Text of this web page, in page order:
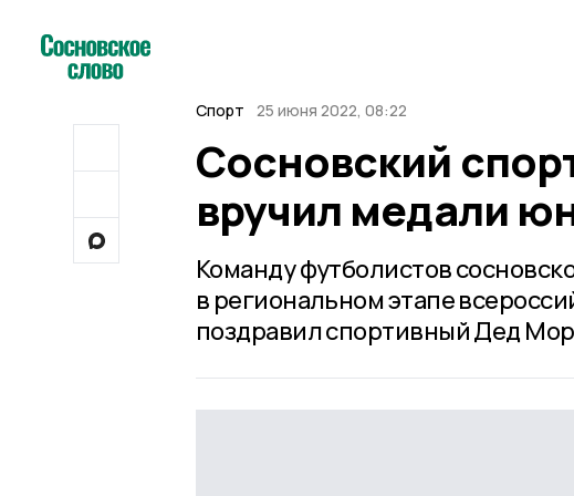
Спорт 25 июня 2022, 08:22
Сосновский
вручил медали
Команду футболистов
в региональном этапе
поздравил спортивный Дед